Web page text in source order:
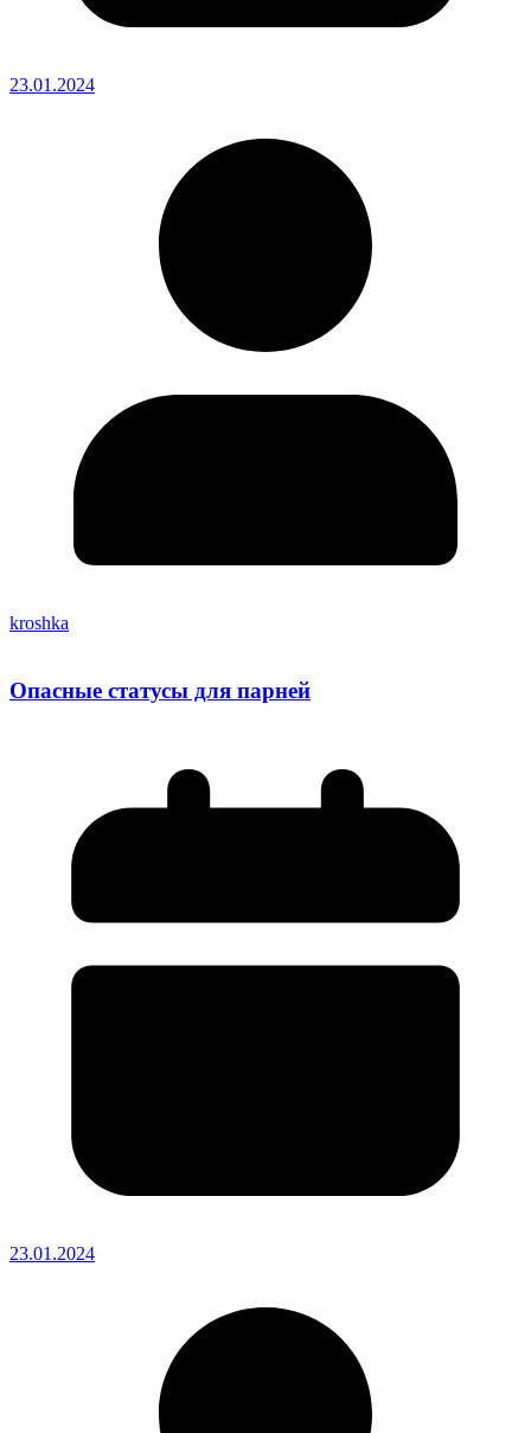
23.01.2024
kroshka
Опасные статусы для парней
23.01.2024